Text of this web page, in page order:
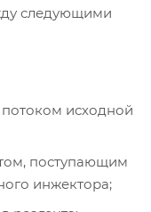
следующими
исходной
поступающим
инжектора;